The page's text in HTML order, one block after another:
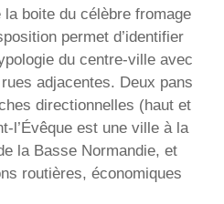
boite du célèbre fromage
permet d’identifier
du centre-ville avec
adjacentes. Deux pans
directionnelles (haut et
l’Évêque est une ville à la
la Basse Normandie, et
routières, économiques